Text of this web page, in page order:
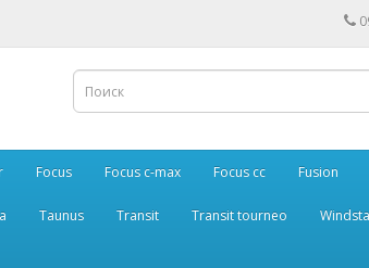
Focus Focus c-max Focus cc Fusion
Taunus Transit Transit tourneo